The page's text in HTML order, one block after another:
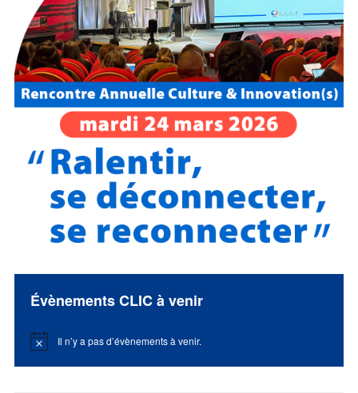
Évènements CLIC à venir
Notice Il n’y a pas d’évènements à venir.